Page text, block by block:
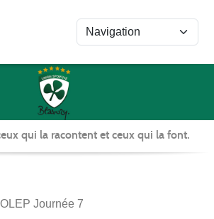
qui la racontent et ceux qui la font.
Journée 7